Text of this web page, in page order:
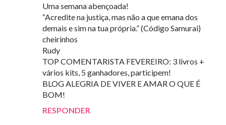
Uma semana abençoada!
“Acredite na justiça, mas não a que emana dos
demais e sim na tua própria.” (Código Samurai)
cheirinhos
Rudy
TOP COMENTARISTA FEVEREIRO: 3 livros +
vários kits, 5 ganhadores, participem!
BLOG ALEGRIA DE VIVER E AMAR O QUE É
BOM!
RESPONDER